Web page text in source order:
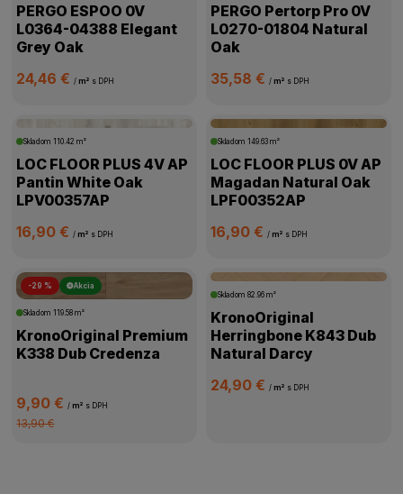
PERGO ESPOO 0V
L0364-04388 Elegant
Grey Oak
24,46 €/ m² s DPH
PERGO Pertorp Pro 0V
L0270-01804 Natural
Oak
35,58 € / m² s DPH
Skladom110.42 m²
LOC FLOOR PLUS 4V AP
Pantin White Oak
LPV00357AP
16,90 €/ m² s DPH
Skladom 149.63 m²
LOC FLOOR PLUS 0V AP
Magadan Natural Oak
LPF00352AP
16,90 € / m² s DPH
-29 % Akcia
Skladom119.58 m²
KronoOriginal Premium
K338 Dub Credenza
9,90 €/ m² s DPH
13,90 €
Skladom 82.96 m²
KronoOriginal
Herringbone K843 Dub
Natural Darcy
24,90 € / m² s DPH